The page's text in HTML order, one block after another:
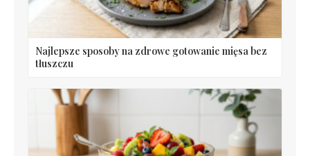
Najlepsze sposoby na zdrowe gotowanie mięsa bez
tłuszczu